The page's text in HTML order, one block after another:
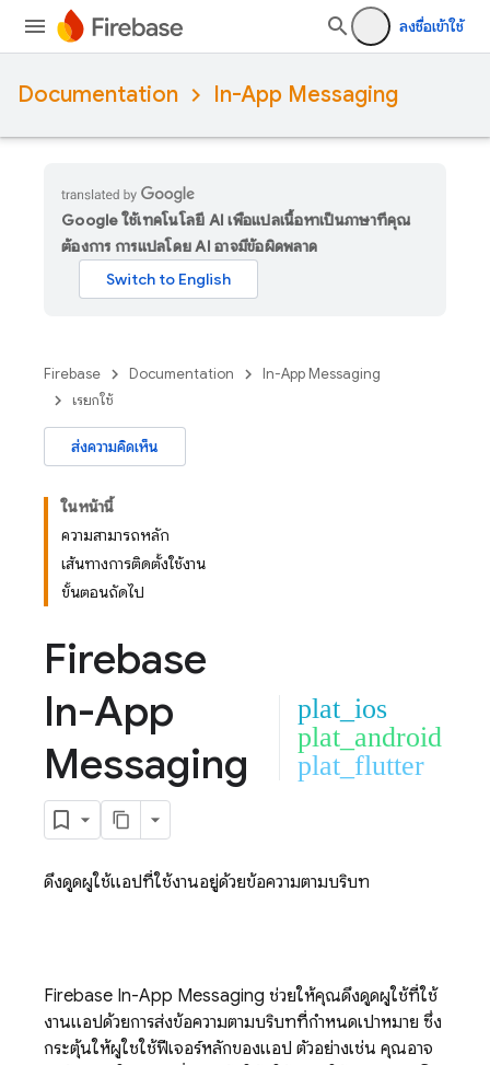
ลงชื่อเข้าใช้
Documentation In-App Messaging
Google ใช้เทคโนโลยี AI เพื่อแปลเนื้อหาเป็นภาษาที่คุณ
ต้องการ การแปลโดย AI อาจมีข้อผิดพลาด
Firebase Documentation
In-App Messaging
เรียกใช้
ส่งความคิดเห็น
ในหน้านี้
ความสามารถหลัก
เส้นทางการติดตั้งใช้งาน
ขั้นตอนถัดไป
Firebase
In-App
Messaging
plat_ios
plat_android
plat_flutter
ดึงดูดผู้ใช้แอปที่ใช้งานอยู่ด้วยข้อความตามบริบท
Firebase In-App Messaging ช่วยให้คุณดึงดูดผู้ใช้ที่ใช้
งานแอปด้วยการส่งข้อความตามบริบทที่กำหนดเป้าหมาย ซึ่ง
กระตุ้นให้ผู้ใช้ใช้ฟีเจอร์หลักของแอป ตัวอย่างเช่น คุณอาจ